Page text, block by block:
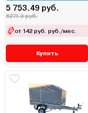
5 753.49 руб.
6271.3 руб.
от 142 руб. руб./мес.
Купить